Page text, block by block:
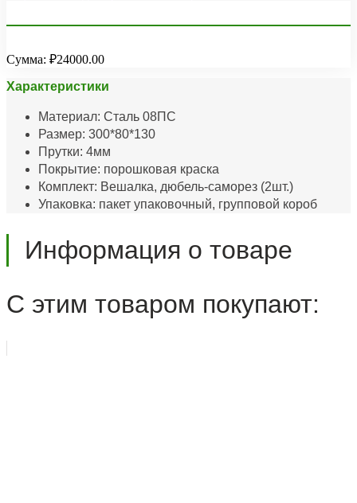
Сумма: ₽24000.00
Характеристики
Материал: Сталь 08ПС
Размер: 300*80*130
Прутки: 4мм
Покрытие: порошковая краска
Комплект: Вешалка, дюбель-саморез (2шт.)
Упаковка: пакет упаковочный, групповой короб
Информация о товаре
С этим товаром покупают: